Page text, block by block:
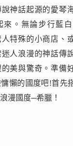
神話起源的愛琴
來。無論步行藍
特殊的小商店、
人浪漫的神話傳
美與驚奇。準備
懶的國度吧!首先
漫國度─希臘！